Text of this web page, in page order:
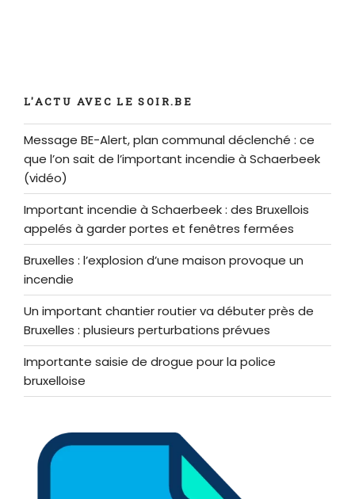
L'ACTU AVEC LE SOIR.BE
Message BE-Alert, plan communal déclenché : ce
que l’on sait de l’important incendie à Schaerbeek
(vidéo)
Important incendie à Schaerbeek : des Bruxellois
appelés à garder portes et fenêtres fermées
Bruxelles : l’explosion d’une maison provoque un
incendie
Un important chantier routier va débuter près de
Bruxelles : plusieurs perturbations prévues
Importante saisie de drogue pour la police
bruxelloise